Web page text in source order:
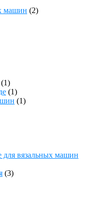
машин (2)
(1)
(1)
(1)
для вязальных машин
(3)